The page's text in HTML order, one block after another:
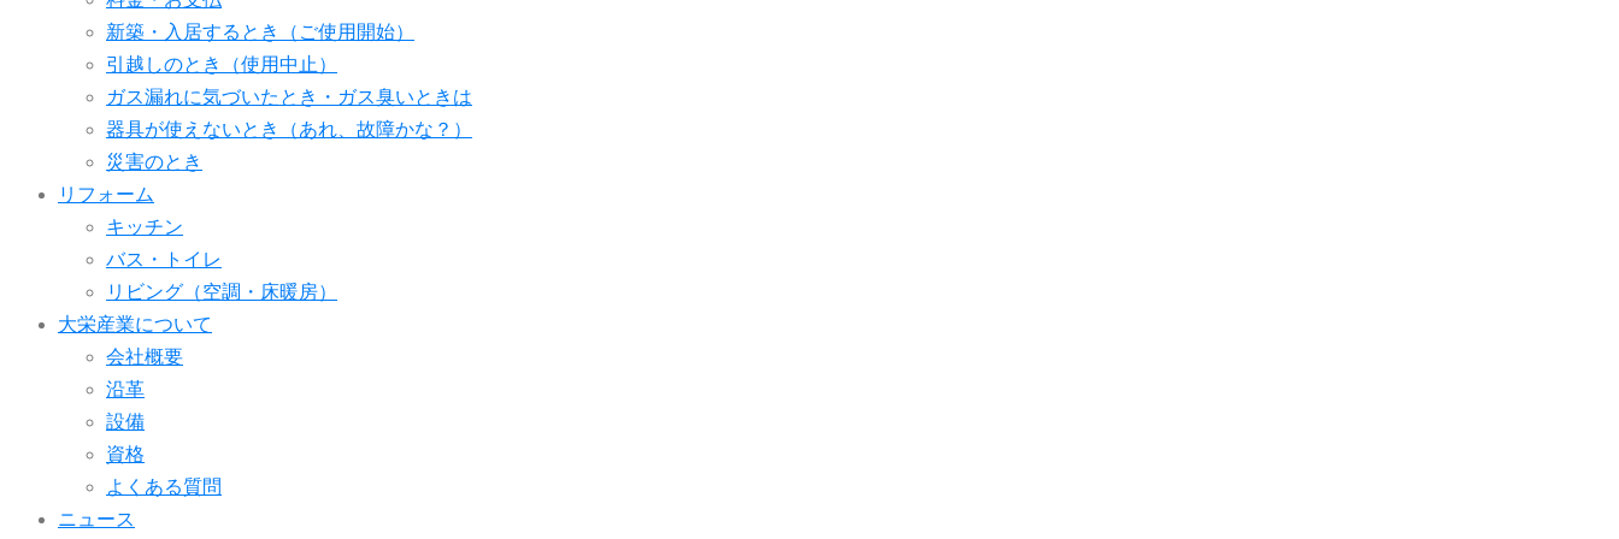
新築・入居するとき（ご使用開始）
引越しのとき（使用中止）
ガス漏れに気づいたとき・ガス臭いときは
器具が使えないとき（あれ、故障かな？）
災害のとき
リフォーム
キッチン
バス・トイレ
リビング（空調・床暖房）
大栄産業について
会社概要
沿革
設備
資格
よくある質問
ニュース